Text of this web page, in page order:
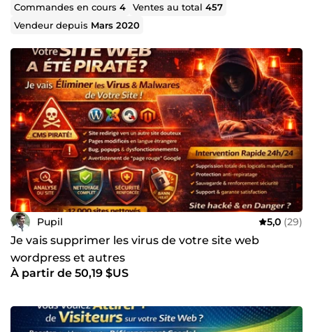
📈 Stratégie et optimisation business : Parce que le SEO
ne se limite pas à du classement sur Google,
j’accompagne mes clients dans une vision globale du
digital en optimisant chaque levier : expérience
utilisateur (UX), tunnel de vente, branding, publicité en
ligne et automation.
Pourquoi me faire confiance ? ✔ 15 ans d’expertise en
SEO & Web ✔ Résultats prouvés et stratégie ROIste ✔
Approche personnalisée et accompagnement sur
mesure ✔ Passion & veille constante sur les évolutions du
digital
💬 Votre visibilité est ma priorité ! Contactez-moi pour un
accompagnement sur mesure et propulsez votre
entreprise au sommet 🚀
Commandes en cours4 Ventes au total457
Vendeur depuis Mars 2020
Pupil 5,0 (29)
Je vais supprimer les virus de votre site web
wordpress et autres
À partir de 50,19 $US